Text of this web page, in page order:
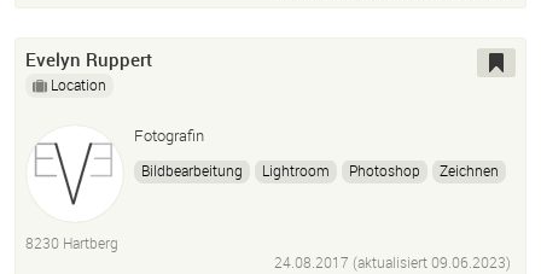
Evelyn Ruppert
Location
Fotografin
Bildbearbeitung Lightroom Photoshop
Zeichnen
8230 Hartberg
24.08.2017 (aktualisiert09.06.2023)